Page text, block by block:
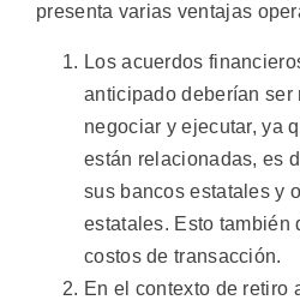
presenta varias ventajas
Los acuerdos
anticipado deberían ser
negociar y ejecutar, ya
están relacionadas, es
sus bancos estatales y
estatales. Esto también
costos de transacción.
En el contexto de retiro